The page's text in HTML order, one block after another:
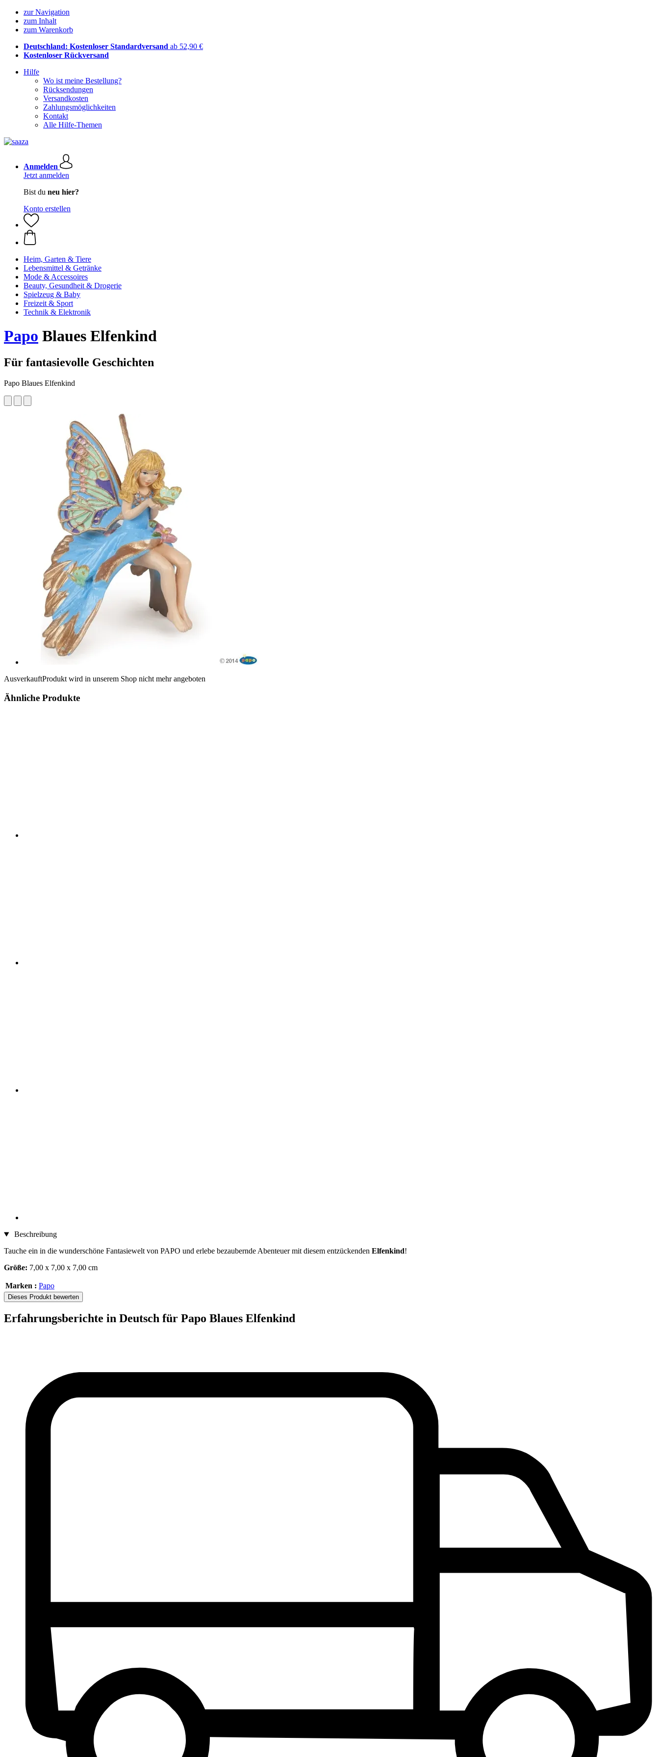
zur Navigation
zum Inhalt
zum Warenkorb
Deutschland: Kostenloser Standardversand ab 52,90 €
Kostenloser Rückversand
Hilfe
Wo ist meine Bestellung?
Rücksendungen
Versandkosten
Zahlungsmöglichkeiten
Kontakt
Alle Hilfe-Themen
Anmelden
Jetzt anmelden
Bist du neu hier?
Konto erstellen
Heim, Garten & Tiere
Lebensmittel & Getränke
Mode & Accessoires
Beauty, Gesundheit & Drogerie
Spielzeug & Baby
Freizeit & Sport
Technik & Elektronik
Papo Blaues Elfenkind
Für fantasievolle Geschichten
Papo Blaues Elfenkind
AusverkauftProdukt wird in unserem Shop nicht mehr angeboten
Ähnliche Produkte
Beschreibung
Tauche ein in die wunderschöne Fantasiewelt von PAPO und erlebe bezaubernde Abenteuer mit diesem entzückenden Elfenkind!
Größe: 7,00 x 7,00 x 7,00 cm
Marken : Papo
Dieses Produkt bewerten
Erfahrungsberichte in Deutsch für Papo Blaues Elfenkind